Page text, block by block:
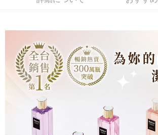
てAFTEEにご提供いただく、またはAFTEEにあなた